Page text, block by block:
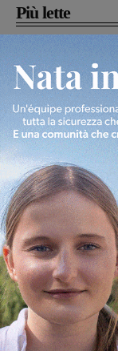
Più lette
Cronaca 4
Un anno fa
Gianni,
processo, lo
Cronaca 3
Scomparso
Fiorentino
Levane nel
Cronaca 5
Continuano
Prefettura:
il 112”